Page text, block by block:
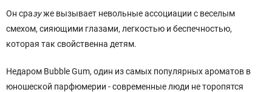
Он сразуже вызывает невольные ассоциации с веселым
смехом, сияющими глазами, легкостью и беспечностью,
которая так свойственна детям.
Недаром Bubble Gum, один из самых популярных ароматов в
юношеской парфюмерии - современные люди не торопятся